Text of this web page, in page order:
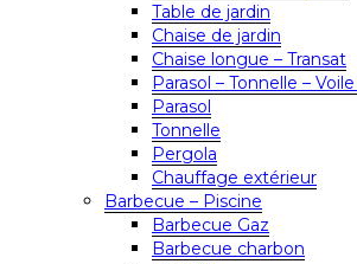
Table de jardin
Chaise de jardin
Chaise longue – Transat
Parasol – Tonnelle –
Parasol
Tonnelle
Pergola
Chauffage extérieur
Barbecue – Piscine
Barbecue Gaz
Barbecue charbon